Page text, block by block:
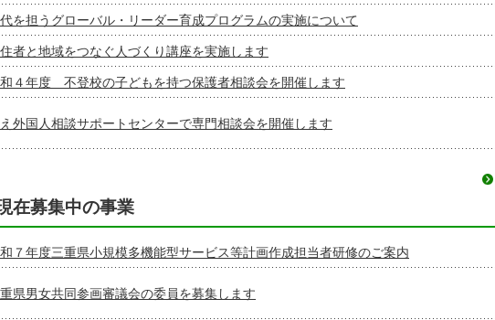
を担うグローバル・リーダー育成プログラムの実施について
者と地域をつなぐ人づくり講座を実施します
４年度 不登校の子どもを持つ保護者相談会を開催します
外国人相談サポートセンターで専門相談会を開催します
在募集中の事業
７年度三重県小規模多機能型サービス等計画作成担当者研修のご案内
県男女共同参画審議会の委員を募集します